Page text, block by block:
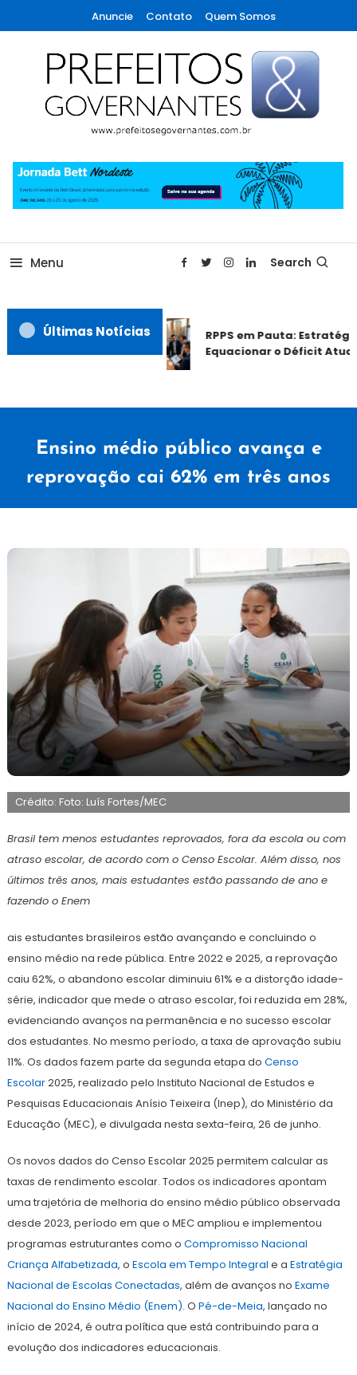
To
Content
Anuncie Contato Quem Somos
Prefeitos & Governantes
Menu Search
Últimas Notícias
RPPS em Pauta:
Equacionar o Déficit
Ensino médio público avança e
reprovação cai 62% em três anos
junho
2026
Maurilio
Crédito: Foto: Luís Fortes/MEC
Brasil tem menos estudantes reprovados, fora da escola ou com
atraso escolar, de acordo com o Censo Escolar. Além disso, nos
últimos três anos, mais estudantes estão passando de ano e
fazendo o Enem
ais estudantes brasileiros estão avançando e concluindo o
ensino médio na rede pública. Entre 2022 e 2025, a reprovação
caiu 62%, o abandono escolar diminuiu 61% e a distorção idade-
série, indicador que mede o atraso escolar, foi reduzida em 28%,
evidenciando avanços na permanência e no sucesso escolar
dos estudantes. No mesmo período, a taxa de aprovação subiu
11%. Os dados fazem parte da segunda etapa do Censo
Escolar2025, realizado pelo Instituto Nacional de Estudos e
Pesquisas Educacionais Anísio Teixeira (Inep), do Ministério da
Educação (MEC), e divulgada nesta sexta-feira, 26 de junho.
Os novos dados do Censo Escolar 2025 permitem calcular as
taxas de rendimento escolar. Todos os indicadores apontam
uma trajetória de melhoria do ensino médio público observada
desde 2023, período em que o MEC ampliou e implementou
programas estruturantes como o Compromisso Nacional
Criança Alfabetizada, o Escola em Tempo Integral e a Estratégia
Nacional de Escolas Conectadas, além de avanços no Exame
Nacional do Ensino Médio (Enem). O Pé-de-Meia, lançado no
início de 2024, é outra política que está contribuindo para a
evolução dos indicadores educacionais.